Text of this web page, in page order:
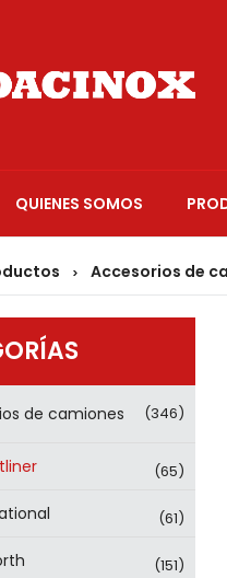
QUIENES SOMOS
> Accesorios de
de camiones (346)
(65)
(61)
(151)